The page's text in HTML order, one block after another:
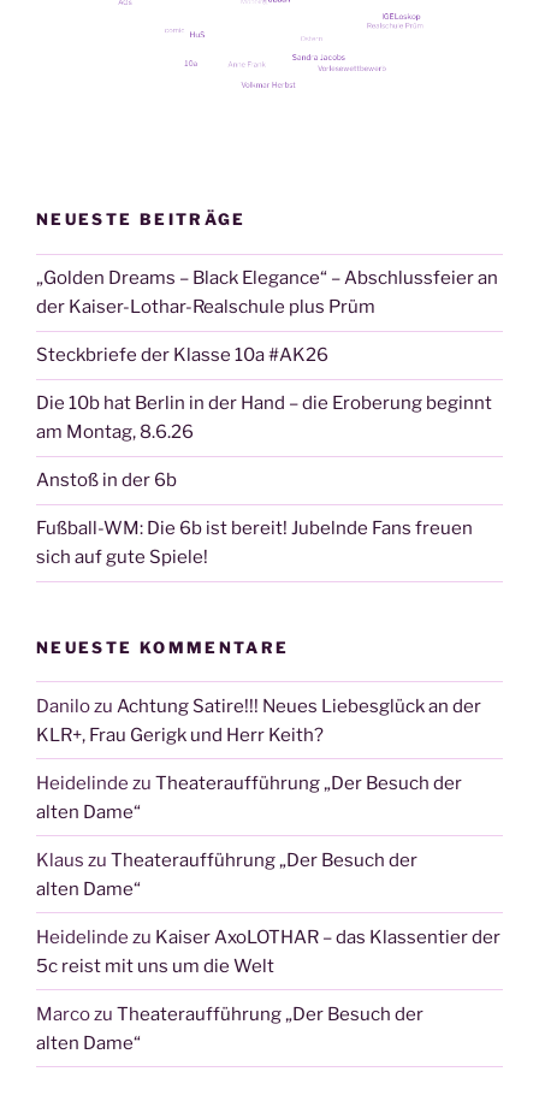
NEUESTE BEITRÄGE
„Golden Dreams – Black Elegance“ – Abschlussfeier an
der Kaiser-Lothar-Realschule plus Prüm
Steckbriefe der Klasse 10a #AK26
Die 10b hat Berlin in der Hand – die Eroberung beginnt
am Montag, 8.6.26
Anstoß in der 6b
Fußball-WM: Die 6b ist bereit! Jubelnde Fans freuen
sich auf gute Spiele!
NEUESTE KOMMENTARE
Danilozu Achtung Satire!!! Neues Liebesglück an der
KLR+, Frau Gerigk und Herr Keith?
Heidelinde zu Theateraufführung „Der Besuch der
alten Dame“
Klaus zu Theateraufführung „Der Besuch der
alten Dame“
Heidelinde zu Kaiser AxoLOTHAR – das Klassentier der
5c reist mit uns um die Welt
Marcozu Theateraufführung „Der Besuch der
alten Dame“